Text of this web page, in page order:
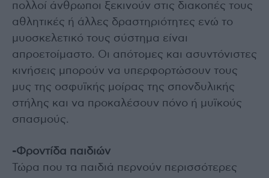
πολλοί άνθρωποι ξεκινούν στις διακοπές τους
αθλητικές ή άλλες δραστηριότητες ενώ το
μυοσκελετικό τους σύστημα είναι
απροετοίμαστο. Οι απότομες και ασυντόνιστες
κινήσεις μπορούν να υπερφορτώσουν τους
μυς της οσφυϊκής μοίρας της σπονδυλικής
στήλης και να προκαλέσουν πόνο ή μυϊκούς
σπασμούς.
-Φροντίδα παιδιών
Τώρα που τα παιδιά περνούν περισσότερες